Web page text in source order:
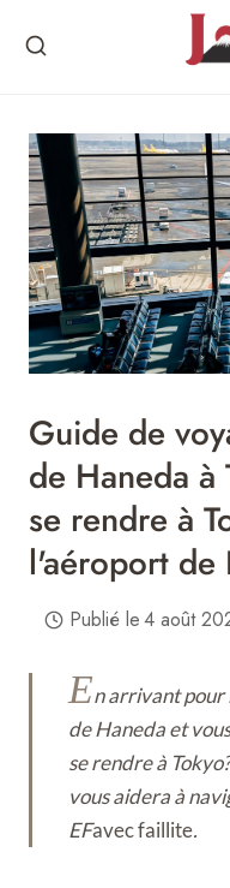
Guide de
de Haneda à
se rendre à
l'aéroport de
Publié le4 août
En arrivant pour
de Haneda et
se rendre à
vous aidera à
EFavec faillite.